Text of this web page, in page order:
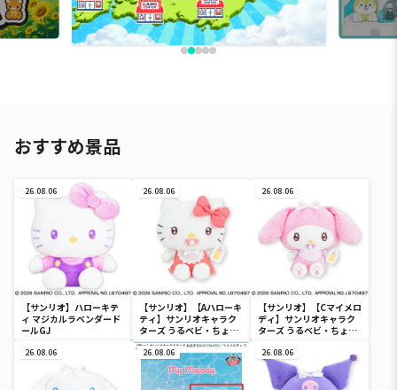
おすすめ景品
26.08.06
【サンリオ】ハローキテ
ィ マジカルラベンダード
ールGJ
26.08.06
【サンリオ】【Aハローキ
ティ】サンリオキャラク
ターズ うるベビ・ちょい
デカドール
26.08.06
【サンリオ】【Cマイメロ
ディ】サンリオキャラク
ターズ うるベビ・ちょい
26.08.06 26.08.06 26.08.06